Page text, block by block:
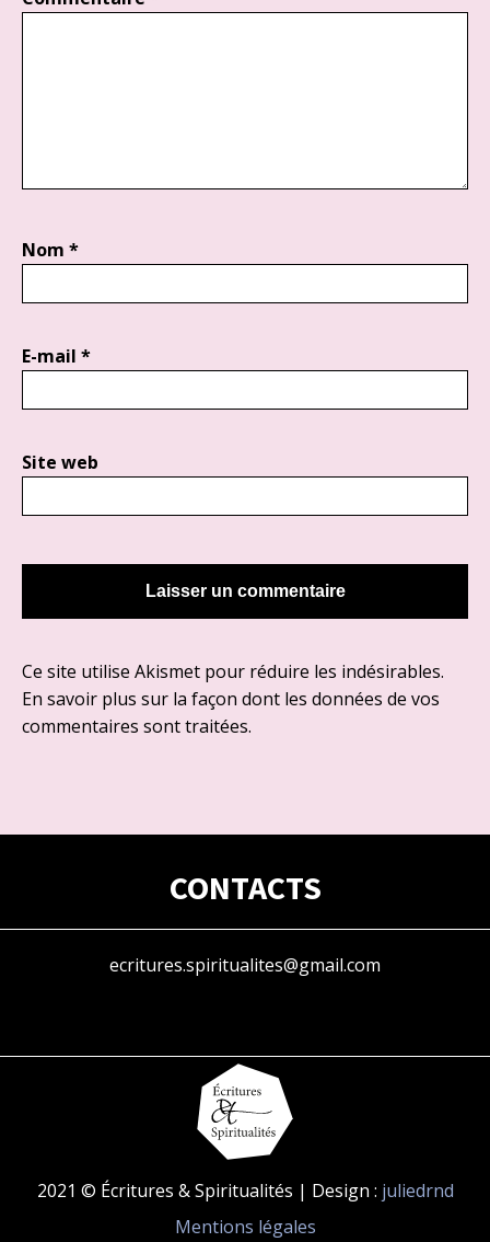
Nom *
E-mail *
Site web
Ce site utilise Akismet pour réduire les indésirables.
En savoir plus sur la façon dont les données de vos
commentaires sont traitées.
CONTACTS
ecritures.spiritualites@gmail.com
2021 © Écritures & Spiritualités | Design : juliedrnd
Mentions légales